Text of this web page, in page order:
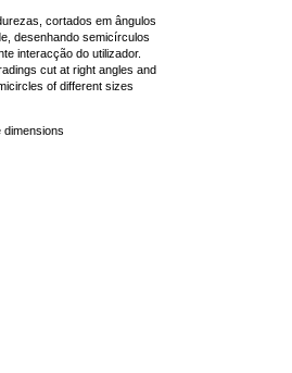
cortados em ângulos
desenhando semicírculos
interacção do utilizador.
cut at right angles and
of different sizes
dimensions